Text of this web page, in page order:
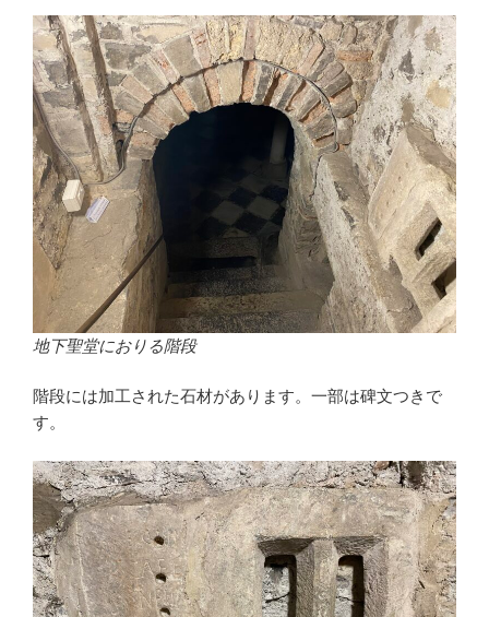
地下聖堂におりる階段
階段には加工された石材があります。一部は碑文つきで
す。